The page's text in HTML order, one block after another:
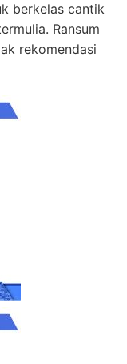
berkelas cantik
Ransum
rekomendasi